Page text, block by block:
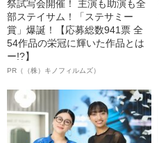
祭試写会開催！ 主演も助演も全
部ステイサム！「ステサミー
賞」爆誕！【応募総数941票 全
54作品の栄冠に輝いた作品とは
ー!?】
PR（（株）キノフィルムズ）